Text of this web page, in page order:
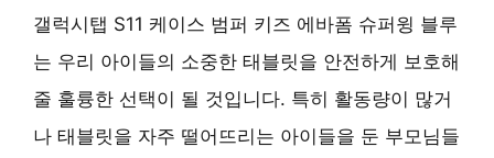
갤럭시탭 S11 케이스 범퍼 키즈 에바폼 슈퍼윙 블루
는 우리 아이들의 소중한 태블릿을 안전하게 보호해
줄 훌륭한 선택이 될 것입니다. 특히 활동량이 많거
나 태블릿을 자주 떨어뜨리는 아이들을 둔 부모님들